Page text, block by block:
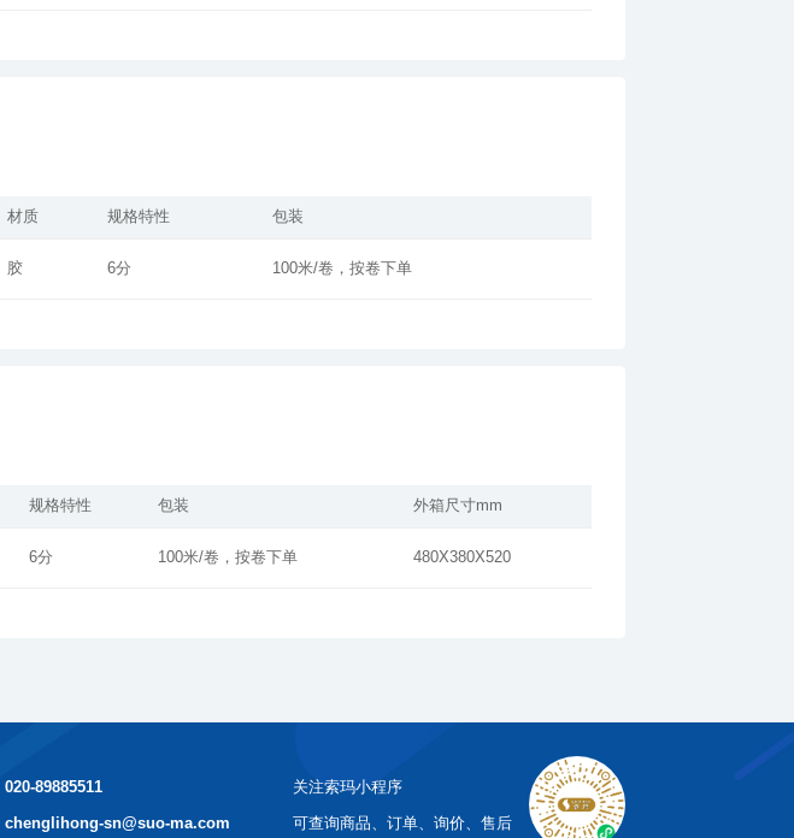
材质 规格特性 包装
胶 6分 100米/卷，按卷下单
规格特性 包装 外箱尺寸mm
6分 100米/卷，按卷下单 480X380X520
020-89885511
chenglihong-sn@suo-ma.com
关注索玛小程序
可查询商品、订单、询价、售后